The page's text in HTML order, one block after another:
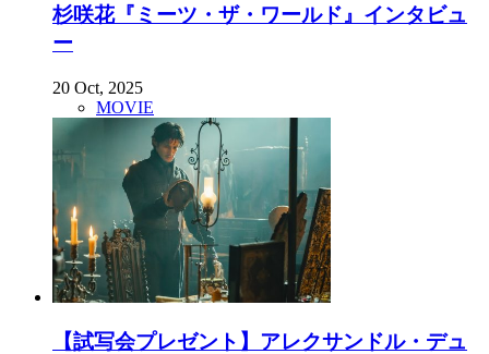
杉咲花『ミーツ・ザ・ワールド』インタビュ
ー
20 Oct, 2025
MOVIE
【試写会プレゼント】アレクサンドル・デュ